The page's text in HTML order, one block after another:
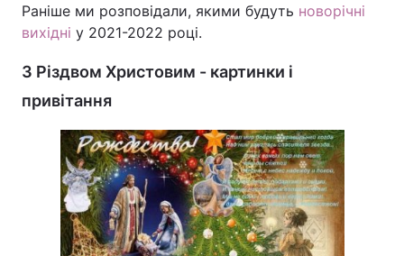
Раніше ми розповідали, якими будуть новорічні
вихідні у 2021-2022 році.
З Різдвом Христовим - картинки і
привітання